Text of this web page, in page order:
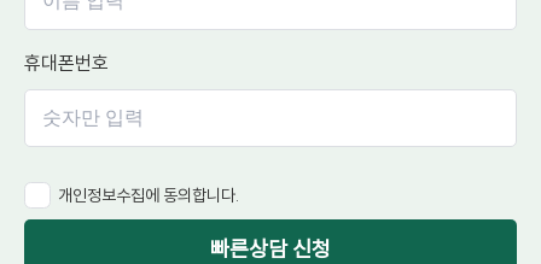
휴대폰번호
개인정보수집에 동의합니다.
빠른상담 신청